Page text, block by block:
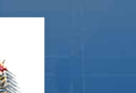
während andere uns